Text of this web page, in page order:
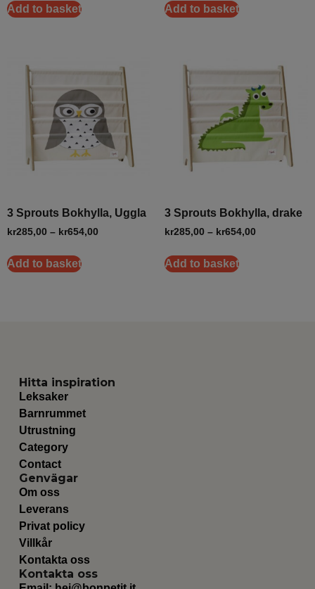
Add to basket Add to basket
3 Sprouts Bokhylla, Uggla
kr285,00 – kr654,00
Add to basket
3 Sprouts Bokhylla, drake
kr285,00 – kr654,00
Add to basket
Hitta inspiration
Leksaker
Barnrummet
Utrustning
Category
Contact
Genvägar
Om oss
Leverans
Privat policy
Villkår
Kontakta oss
Kontakta oss